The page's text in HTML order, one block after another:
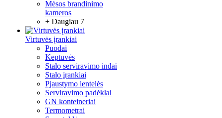
Mėsos brandinimo
kameros
+ Daugiau 7
Virtuvės įrankiai
Puodai
Keptuvės
Stalo serviravimo indai
Stalo įrankiai
Pjaustymo lentelės
Serviravimo padėklai
GN konteineriai
Termometrai